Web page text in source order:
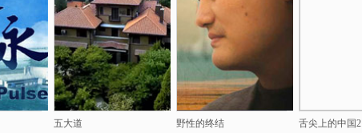
五大道 野性的终结 舌尖上的中国2